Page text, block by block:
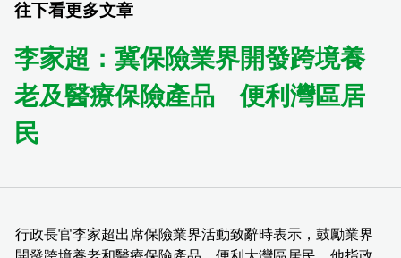
往下看更多文章
李家超：冀保險業界開發跨境養
老及醫療保險產品 便利灣區居
民
行政長官李家超出席保險業界活動致辭時表示，鼓勵業界